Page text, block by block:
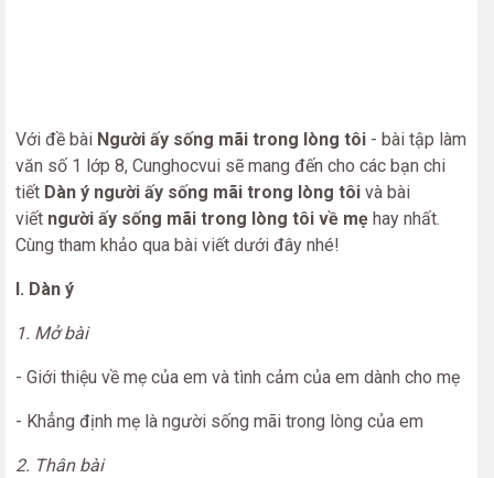
Với đề bài Người ấy sống mãi trong lòng tôi - bài tập làm
văn số 1 lớp 8, Cunghocvui sẽ mang đến cho các bạn chi
tiết Dàn ý người ấy sống mãi trong lòng tôi và bài
viết người ấy sống mãi trong lòng tôi về mẹ hay nhất.
Cùng tham khảo qua bài viết dưới đây nhé!
I. Dàn ý
1. Mở bài
- Giới thiệu về mẹ của em và tình cảm của em dành cho mẹ
- Khẳng định mẹ là người sống mãi trong lòng của em
2. Thân bài